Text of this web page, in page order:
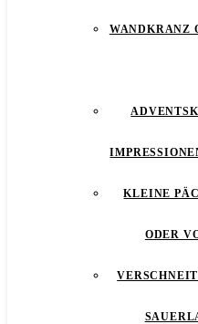
WANDKRANZ
KLEINE
ODER